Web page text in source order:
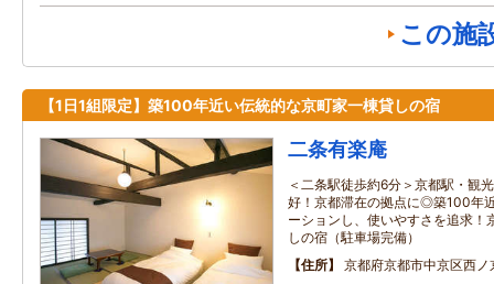
この施
【1日1組限定】築100年近い伝統的な京町家一棟貸しの宿
二条有楽庵
＜二条駅徒歩約6分＞京都駅・観
好！京都滞在の拠点に◎築100年
ーションし、使いやすさを追求！
しの宿（駐車場完備）
住所
京都府京都市中京区西